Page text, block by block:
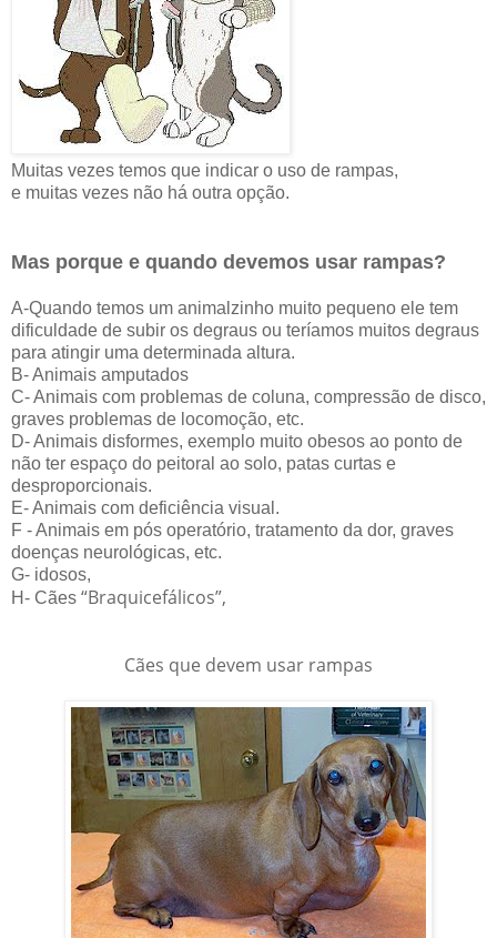
Muitas vezes temos que indicar o uso de rampas,
e muitas vezes não há outra opção.
Mas porque e quando devemos usar rampas?
A-Quando temos um animalzinho muito pequeno ele tem
dificuldade de subir os degraus ou teríamos muitos degraus
para atingir uma determinada altura.
B- Animais amputados
C- Animais com problemas de coluna, compressão de disco,
graves problemas de locomoção, etc.
D- Animais disformes, exemplo muito obesos ao ponto de
não ter espaço do peitoral ao solo, patas curtas e
desproporcionais.
E- Animais com deficiência visual.
F - Animais em pós operatório, tratamento da dor, graves
doenças neurológicas, etc.
G- idosos,
H- Cães “Braquicefálicos”,
Cães que devem usar rampas